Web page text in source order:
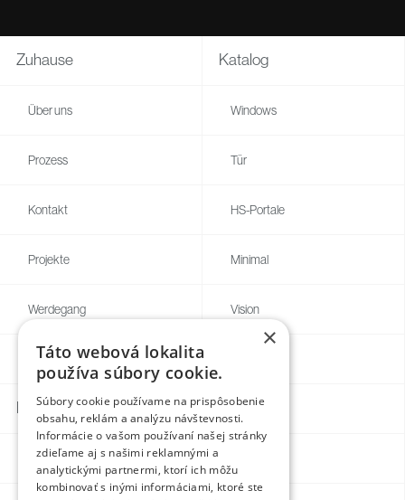
Zuhause
Über uns
Prozess
Kontakt
Projekte
Werdegang
Blog
Katalog
Windows
Tür
HS-Portale
Minimal
Vision
Kontakte
Facebook
×
Táto webová lokalita
používa súbory cookie.
Súbory cookie používame na prispôsobenie
obsahu, reklám a analýzu návštevnosti.
Informácie o vašom používaní našej stránky
zdieľame aj s našimi reklamnými a
analytickými partnermi, ktorí ich môžu
kombinovať s inými informáciami, ktoré ste